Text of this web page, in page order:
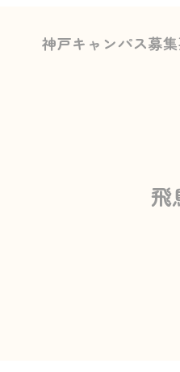
神戸キャンパス募
飛